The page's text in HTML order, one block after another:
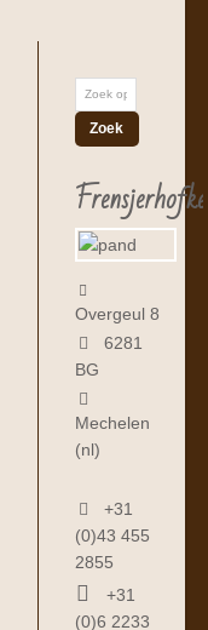
Frensjerhofke
Overgeul 8
6281
BG
Mechelen
(nl)
+31
(0)43 455
2855
+31
(0)6 2233